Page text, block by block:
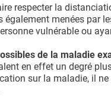
respecter la
menées par
vulnérable ou
de la maladie
en effet un degré
sur la maladie, il